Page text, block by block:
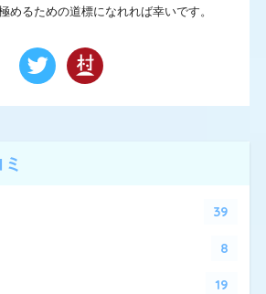
めるための道標になれれば幸いです。
39
8
19